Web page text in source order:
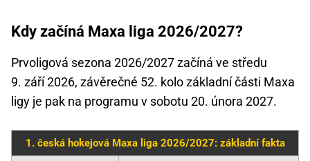
Kdy začíná Maxa liga 2026/2027?
Prvoligová sezona 2026/2027 začíná ve středu
9. září 2026, závěrečné 52. kolo základní části Maxa
ligy je pak na programu v sobotu 20. února 2027.
1. česká hokejová Maxa liga 2026/2027: základní fakta